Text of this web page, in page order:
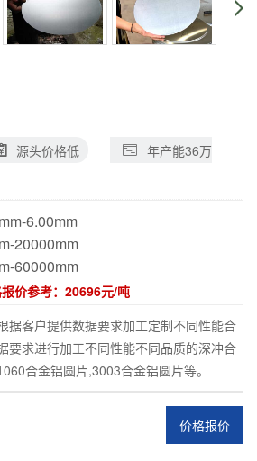
源头价格低
年产能36万
6.00mm
20000mm
60000mm
价参考： 20696元/吨
据客户提供数据要求加工定制不同性能合
要求进行加工不同性能不同品质的深冲合
合金铝圆片,3003合金铝圆片等。
价格报价